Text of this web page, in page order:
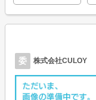
委 株式会社CULOY